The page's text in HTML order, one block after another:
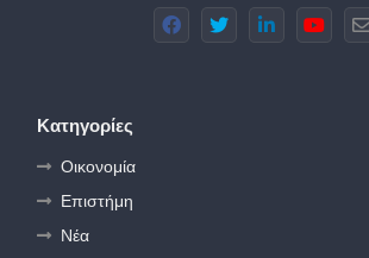
Κατηγορίες
Οικονομία
Επιστήμη
Νέα